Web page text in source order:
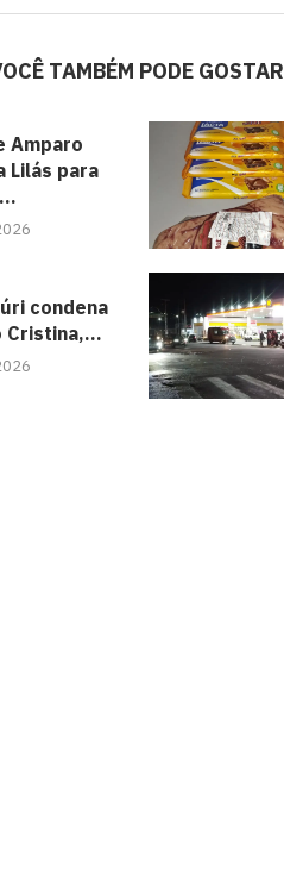
TAMBÉM PODE GOSTAR
Amparo
Lilás para
condena
Cristina,...